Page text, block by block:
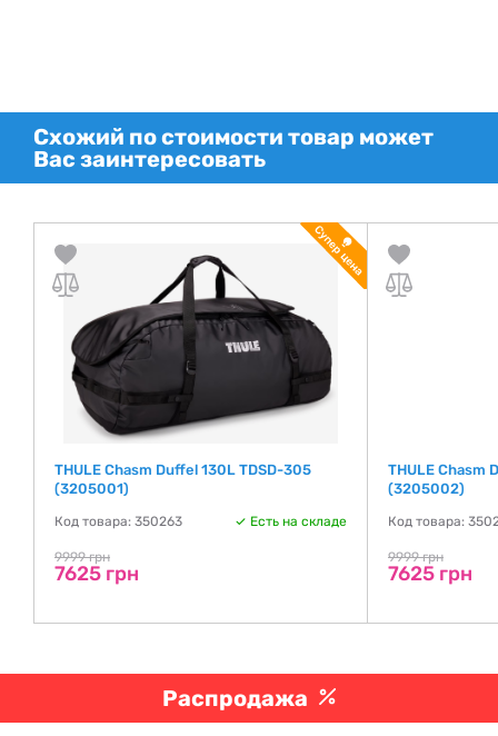
Схожий по стоимости товар может
Вас заинтересовать
THULE Chasm Duffel 130L TDSD-305
(3205001)
Код товара: 350263 Есть на складе
9999 грн
7625 грн
THULE Chasm
(3205002)
Код товара:
9999 грн
7625 грн
Распродажа